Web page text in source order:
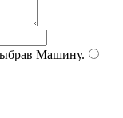
Машину.